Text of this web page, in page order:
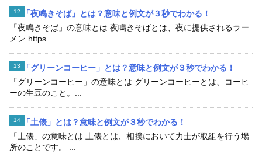
「夜鳴きそば」とは？意味と例文が３秒でわかる！
「夜鳴きそば」の意味とは 夜鳴きそばとは、夜に提供されるラー
メン https...
「グリーンコーヒー」とは？意味と例文が３秒でわかる！
「グリーンコーヒー」の意味とは グリーンコーヒーとは、コーヒ
ーの生豆のこと。...
「土俵」とは？意味と例文が３秒でわかる！
「土俵」の意味とは 土俵とは、相撲において力士が取組を行う場
所のことです。 ...